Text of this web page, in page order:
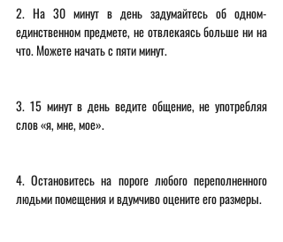
2. На 30 минут в день задумайтесь об одном-
единственном предмете, не отвлекаясь больше ни на
что. Можете начать с пяти минут.
3. 15 минут в день ведите общение, не употребляя
слов «я, мне, мое».
4. Остановитесь на пороге любого переполненного
людьми помещения и вдумчиво оцените его размеры.